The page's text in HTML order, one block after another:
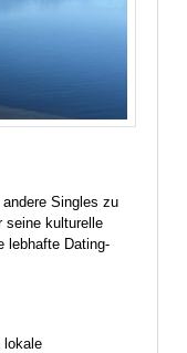
Singles zu
seine kulturelle
lebhafte Dating-
lokale